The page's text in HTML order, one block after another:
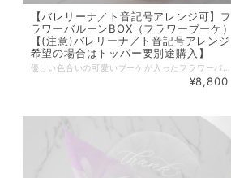
【バレリーナ／ト音記号アレンジ可】フ
ラワーバルーンBOX（フラワーブーケ）
【(注意)バレリーナ／ト音記号アレンジ
希望の場合はトッパー要別途購入】
¥8,800